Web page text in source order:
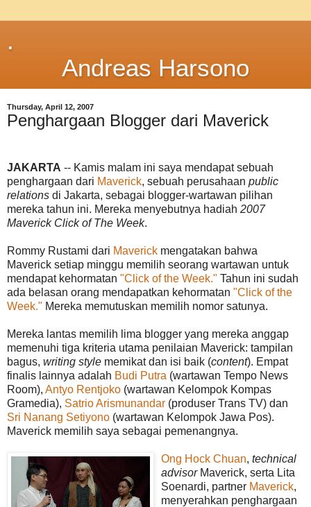
.
Andreas Harsono
Thursday, April 12, 2007
Penghargaan Blogger dari Maverick
JAKARTA -- Kamis malam ini saya mendapat sebuah
penghargaan dari Maverick, sebuah perusahaan public
relations di Jakarta, sebagai blogger-wartawan pilihan
mereka tahun ini. Mereka menyebutnya hadiah 2007
Maverick Click of The Week.
Rommy Rustami dari Maverick mengatakan bahwa
Maverick setiap minggu memilih seorang wartawan untuk
mendapat kehormatan "Click of the Week." Tahun ini sudah
ada belasan orang mendapatkan kehormatan "Click of the
Week." Mereka memutuskan memilih nomor satunya.
Mereka lantas memilih lima blogger yang mereka anggap
memenuhi tiga kriteria utama penilaian Maverick: tampilan
bagus, writing style memikat dan isi baik (content). Empat
finalis lainnya adalah Budi Putra (wartawan Tempo News
Room), Antyo Rentjoko (wartawan Kelompok Kompas
Gramedia), Satrio Arismunandar (produser Trans TV) dan
Sri Nanang Setiyono (wartawan Kelompok Jawa Pos).
Maverick memilih saya sebagai pemenangnya.
Ong Hock Chuan, technical
advisorMaverick, serta Lita
Soenardi, partner Maverick,
menyerahkan penghargaan